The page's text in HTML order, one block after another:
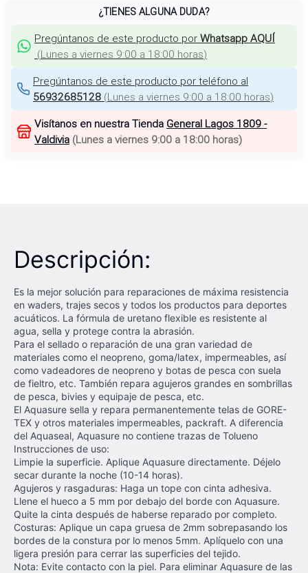
¿TIENES ALGUNA DUDA?
Pregúntanos de este producto por Whatsapp AQUÍ
(Lunes a viernes 9:00 a 18:00 horas)
Pregúntanos de este producto por teléfono al
56932685128 (Lunes a viernes 9:00 a 18:00 horas)
Visítanos en nuestra Tienda General Lagos 1809 -
Valdivia (Lunes a viernes 9:00 a 18:00 horas)
Descripción:
Es la mejor solución para reparaciones de máxima resistencia
en waders, trajes secos y todos los productos para deportes
acuáticos. La fórmula de uretano flexible es resistente al
agua, sella y protege contra la abrasión.
Para el sellado o reparación de una gran variedad de
materiales como el neopreno, goma/latex, impermeables, así
como vadeadores de neopreno y botas de pesca con suela
de fieltro, etc. También repara agujeros grandes en sombrillas
de pesca, bivies y equipaje de pesca, etc.
El Aquasure sella y repara permanentemente telas de GORE-
TEX y otros materiales impermeables, packraft. A diferencia
del Aquaseal, Aquasure no contiene trazas de Tolueno
Instrucciones de uso:
Limpie la superficie. Aplique Aquasure directamente. Déjelo
secar durante la noche (10-14 horas).
Agujeros y rasgaduras: Haga un tope con cinta adhesiva.
Llene el hueco a 5 mm por debajo del borde con Aquasure.
Quite la cinta después de haberse reparado por completo.
Costuras: Aplique un capa gruesa de 2mm sobrepasando los
bordes de la constura por lo menos 5mm. Aplíquelo con una
ligera presión para cerrar las superficies del tejido.
Nota: Evite contacto con la piel. Para eliminar Aquasure de las